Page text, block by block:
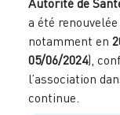
a été
notamment en
05/06/2024),
l’association
continue.